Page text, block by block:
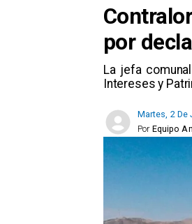
por
​La jefa
Intereses y
Martes, 2 De
Equipo
Por